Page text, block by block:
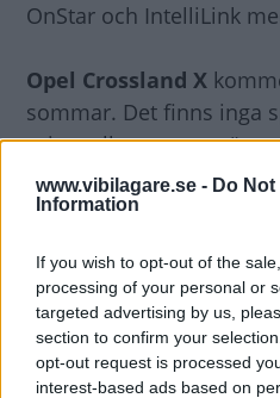
www.vibilagare.se - Do
Information
If you wish to opt-out of the
processing of your personal or
targeted advertising by us,
section to confirm your
opt-out request is processed
interest-based ads based on
OnStar och IntelliLink
Opel Crossland X
sommar. Det finns inga
priser eller motorer än,
kommer det att finnas
gasalternativ att välja på.
Senare i årkommer
från Opel att
storasyskon till
Grandland X.